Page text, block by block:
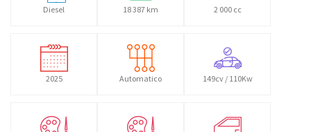
Diesel 18 387 km 2 000 cc
2025 Automatico 149cv / 110Kw